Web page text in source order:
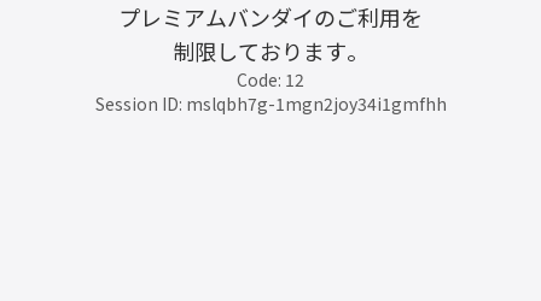
プレミアムバンダイのご利用を
制限しております。
Code: 12
Session ID: mslqbh7g-1mgn2joy34i1gmfhh